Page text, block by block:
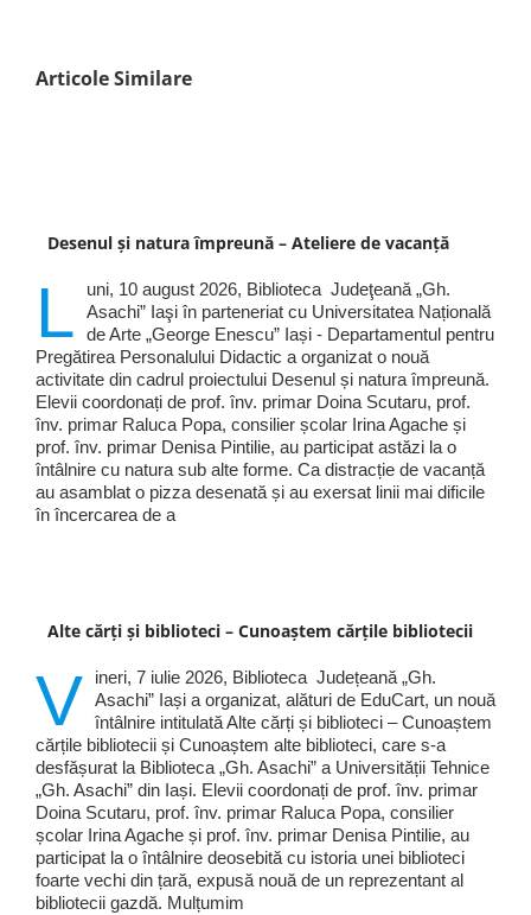
Articole Similare
Desenul și natura împreună – Ateliere de vacanță
L
uni, 10 august 2026, Biblioteca Judeţeană „Gh.
Asachi” Iaşi în parteneriat cu Universitatea Națională
de Arte „George Enescu” Iași - Departamentul pentru
Pregătirea Personalului Didactic a organizat o nouă
activitate din cadrul proiectului Desenul și natura împreună.
Elevii coordonați de prof. înv. primar Doina Scutaru, prof.
înv. primar Raluca Popa, consilier școlar Irina Agache și
prof. înv. primar Denisa Pintilie, au participat astăzi la o
întâlnire cu natura sub alte forme. Ca distracție de vacanță
au asamblat o pizza desenată și au exersat linii mai dificile
în încercarea de a
Alte cărți și biblioteci – Cunoaștem cărțile bibliotecii
V
ineri, 7 iulie 2026, Biblioteca Județeană „Gh.
Asachi” Iași a organizat, alături de EduCart, un nouă
întâlnire intitulată Alte cărți și biblioteci – Cunoaștem
cărțile bibliotecii și Cunoaștem alte biblioteci, care s-a
desfășurat la Biblioteca „Gh. Asachi” a Universității Tehnice
„Gh. Asachi” din Iași. Elevii coordonați de prof. înv. primar
Doina Scutaru, prof. înv. primar Raluca Popa, consilier
școlar Irina Agache și prof. înv. primar Denisa Pintilie, au
participat la o întâlnire deosebită cu istoria unei biblioteci
foarte vechi din țară, expusă nouă de un reprezentant al
bibliotecii gazdă. Mulțumim